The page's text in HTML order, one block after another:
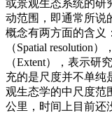
或景观生态系统的研
动范围，即通常所说
概念有两方面的含义
（Spatial resolution
（Extent），表示研
充的是尺度并不单纯
观生态学的中尺度范
公里，时间上目前还